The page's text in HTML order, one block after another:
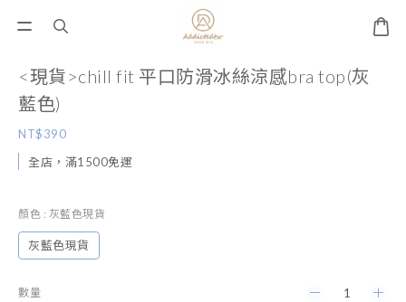
<現貨>chill fit 平口防滑冰絲涼感bra top(灰
藍色)
NT$390
全店，滿1500免運
顏色 : 灰藍色現貨
灰藍色現貨
數量